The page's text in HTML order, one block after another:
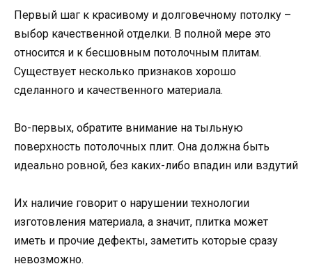
Первый шаг к красивому и долговечному потолку –
выбор качественной отделки. В полной мере это
относится и к бесшовным потолочным плитам.
Существует несколько признаков хорошо
сделанного и качественного материала.
Во-первых, обратите внимание на тыльную
поверхность потолочных плит. Она должна быть
идеально ровной, без каких-либо впадин или вздутий
Их наличие говорит о нарушении технологии
изготовления материала, а значит, плитка может
иметь и прочие дефекты, заметить которые сразу
невозможно.